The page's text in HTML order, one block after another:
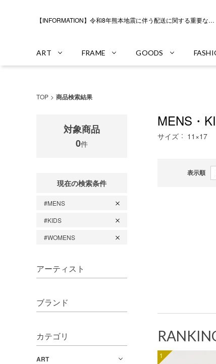
【INFORMATION】令和8年熊本地震に伴う配送に関する重要なお知らせ
ART FRAME GOODS
TOP 商品検索結果
対象商品
0件
現在の検索条件
#MENS
#KIDS
#WOMENS
アーティスト
ブランド
カテゴリ
ART
MENS・
サイズ 11×17
表示順
1